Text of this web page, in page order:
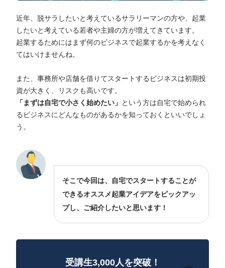
近年、脱サラしたいと考えているサラリーマンの方や、起業
したいと考えている若者や主婦の方が増えてきています。
起業するためにはまず何のビジネスで起業するかを考えなく
てはいけませんね。
また、事務所や店舗を借りてスタートするビジネスは初期投
資が大きく、リスクも高いです。
「まずは自宅で小さく始めたい」 という方は自宅で始められ
るビジネスにどんなものがあるかを知っておくといいでしょ
う。
そこで今回は、自宅でスタートすることが
できるオススメ起業アイデアをピックアッ
プし、ご紹介したいと思います！
受講生3,000人を突破！